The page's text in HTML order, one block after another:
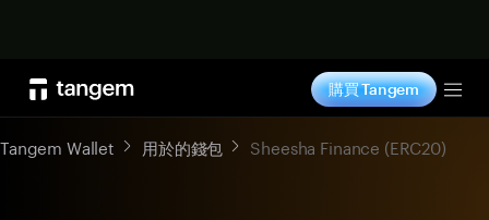
購買 Tangem
Tangem Wallet 用於的錢包 Sheesha Finance (ERC20)